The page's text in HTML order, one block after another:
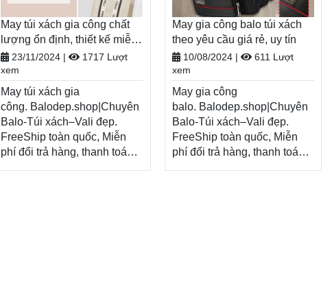
May túi xách gia công chất
lượng ổn định, thiết kế miễn
phí23/11/2024 |
1717 Lượt
xem
May túi xách gia
công. Balodep.shop|Chuyên
Balo-Túi xách–Vali đẹp.
FreeShip toàn quốc, Miễn
phí đổi trả hàng, thanh toán
tiền khi nhận hàng.Xem thêm
May gia công balo túi xách
theo yêu cầu giá rẻ, uy tín
10/08/2024 |
611 Lượt
xem
May gia công
balo. Balodep.shop|Chuyên
Balo-Túi xách–Vali đẹp.
FreeShip toàn quốc, Miễn
phí đổi trả hàng, thanh toán
tiền khi nhận hàng.Xem thêm